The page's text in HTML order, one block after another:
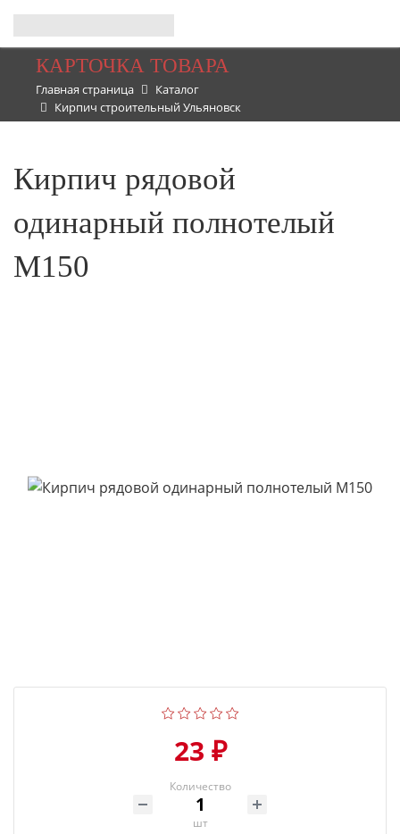
КАРТОЧКА ТОВАРА
Главная страница
Каталог
Кирпич строительный Ульяновск
Кирпич рядовой
одинарный полнотелый
М150
23 ₽
Количество
шт